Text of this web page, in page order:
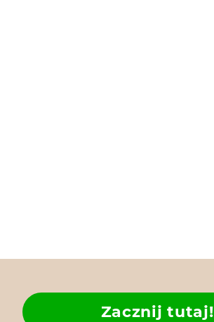
Zacznij tutaj!